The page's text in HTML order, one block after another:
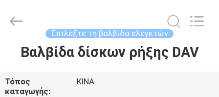
ΣΠΊΤΙ
ΠΡΟΪΌΝΤΑ
Co.,Ltd,.
Επιλέξτε τη βαλβίδα ελεγκτών
Βαλβίδα δίσκων ρήξης DAV
Τόπος
καταγωγής:
ΚΙΝΑ